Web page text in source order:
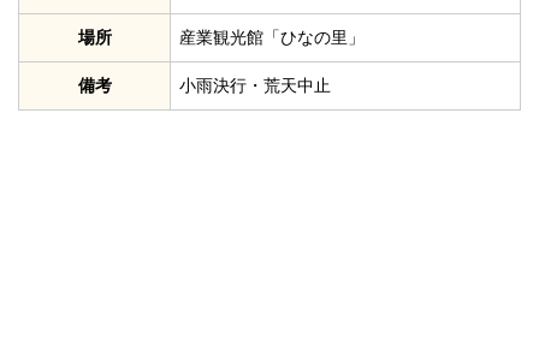
場所 産業観光館「ひなの里」
備考 小雨決行・荒天中止